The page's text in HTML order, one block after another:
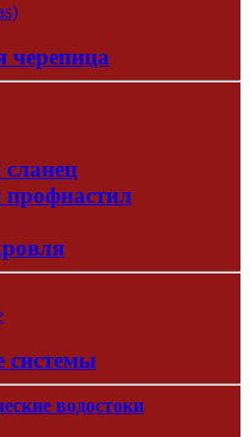
черепица
системы
водостоки